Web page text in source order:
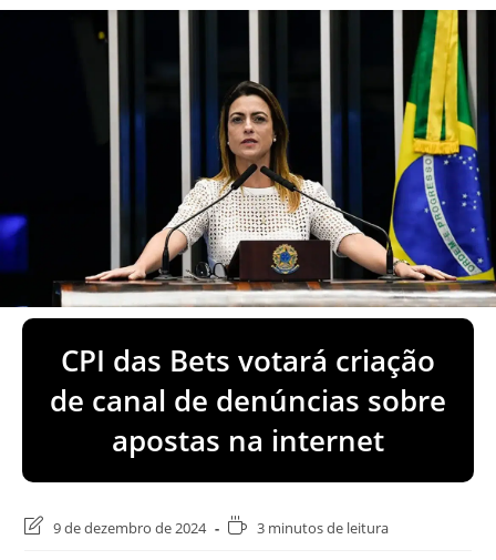
CPI das Bets votará criação
de canal de denúncias sobre
apostas na internet
Última9 de dezembro de 2024
Tempo3 minutos de leitura